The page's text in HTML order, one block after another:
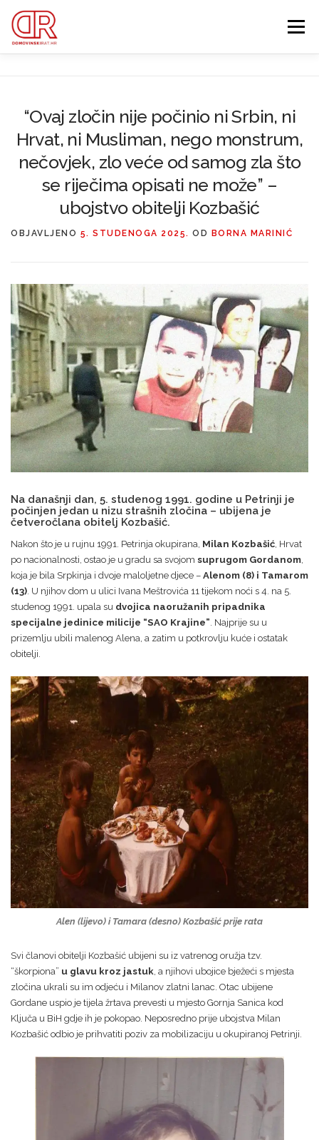
sadržaj
Izbornik
IZDVOJENE KATEGORIJE O MENI MEMBERSHIP
Search for:
Search Button
“Ovaj zločin nije počinio ni Srbin, ni
Hrvat, ni Musliman, nego monstrum,
nečovjek, zlo veće od samog zla što
se riječima opisati ne može” –
ubojstvo obitelji Kozbašić
OBJAVLJENO 5. STUDENOGA 2025. OD BORNA MARINIĆ
Na današnji dan, 5. studenog 1991. godine u Petrinji je
počinjen jedan u nizu strašnih zločina – ubijena je
četveročlana obitelj Kozbašić.
Nakon što je u rujnu 1991. Petrinja okupirana, Milan Kozbašić , Hrvat
po nacionalnosti, ostao je u gradu sa svojom suprugom Gordanom
koja je bila Srpkinja i dvoje maloljetne djece – Alenom (8) i Tamarom
(13) . U njihov dom u ulici Ivana Meštrovića 11 tijekom noći s 4. na 5.
studenog 1991. upala su dvojica naoružanih pripadnika
specijalne jedinice milicije “SAO Krajine” . Najprije su u
prizemlju ubili malenog Alena, a zatim u potkrovlju kuće i ostatak
obitelji.
Alen (lijevo) i Tamara (desno) Kozbašić prije rata
Svi članovi obitelji Kozbašić ubijeni su iz vatrenog oružja tzv.
“škorpiona” u glavu kroz jastuk, a njihovi ubojice bježeći s mjesta
zločina ukrali su im odjeću i Milanov zlatni lanac. Otac ubijene
Gordane uspio je tijela žrtava prevesti u mjesto Gornja Sanica kod
Ključa u BiH gdje ih je pokopao. Neposredno prije ubojstva Milan
Kozbašić odbio je prihvatiti poziv za mobilizaciju u okupiranoj Petrinji.